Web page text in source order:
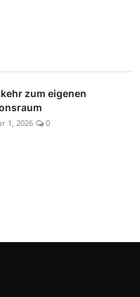
zum eigenen
1, 2026 0